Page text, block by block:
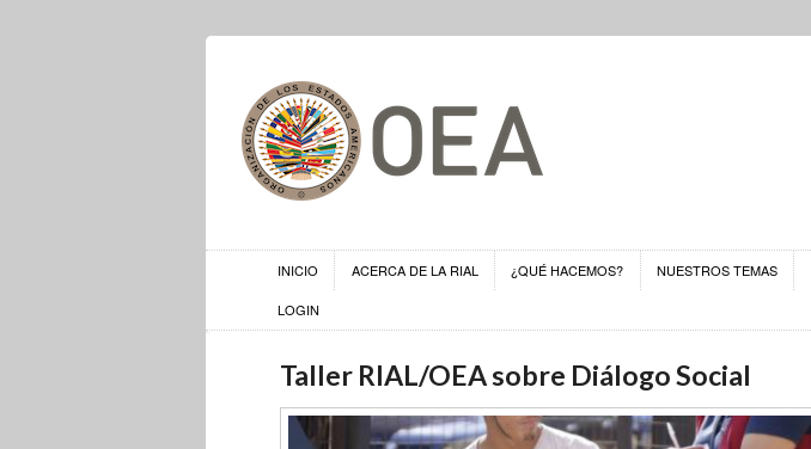
INICIO ACERCA DE LA RIAL ¿QUÉ HACEMOS? NUESTROS TEMAS
LOGIN
Taller RIAL/OEA sobre Diálogo Social